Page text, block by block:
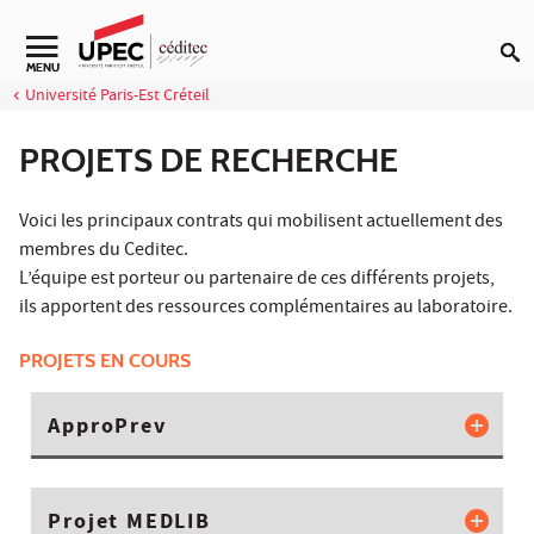
Aller au contenu
Navigation secondaire
MENU
Université Paris-Est Créteil
PROJETS DE RECHERCHE
Voici les principaux contrats qui mobilisent actuellement des
membres du Ceditec.
L’équipe est porteur ou partenaire de ces différents projets,
ils apportent des ressources complémentaires au laboratoire.
PROJETS EN COURS
ApproPrev
Projet MEDLIB